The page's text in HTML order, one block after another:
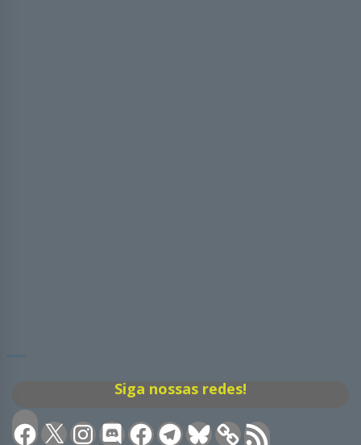
Siga nossas redes!
Facebook
X Instagram
DiscordFacebookTelegramBluesky Feed
RSS